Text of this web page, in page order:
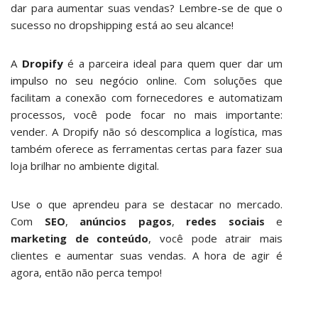
dar para aumentar suas vendas? Lembre-se de que o
sucesso no dropshipping está ao seu alcance!
A Dropifyé a parceira ideal para quem quer dar um
impulso no seu negócio online. Com soluções que
facilitam a conexão com fornecedores e automatizam
processos, você pode focar no mais importante:
vender. A Dropify não só descomplica a logística, mas
também oferece as ferramentas certas para fazer sua
loja brilhar no ambiente digital.
Use o que aprendeu para se destacar no mercado.
Com SEO, anúncios pagos, redes sociais e
marketing de conteúdo, você pode atrair mais
clientes e aumentar suas vendas. A hora de agir é
agora, então não perca tempo!